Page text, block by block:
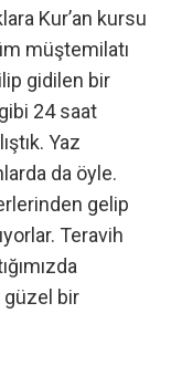
Kur’an kursu
müştemilatı
gidilen bir
24 saat
Yaz
da öyle.
gelip
Teravih
güzel bir